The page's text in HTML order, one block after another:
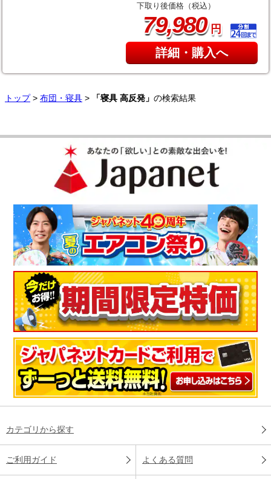
下取り後価格（税込）
79,980円
詳細・購入へ
トップ> 布団・寝具 > 「寝具 高反発」 の検索結果
カテゴリから探す
ご利用ガイド よくある質問